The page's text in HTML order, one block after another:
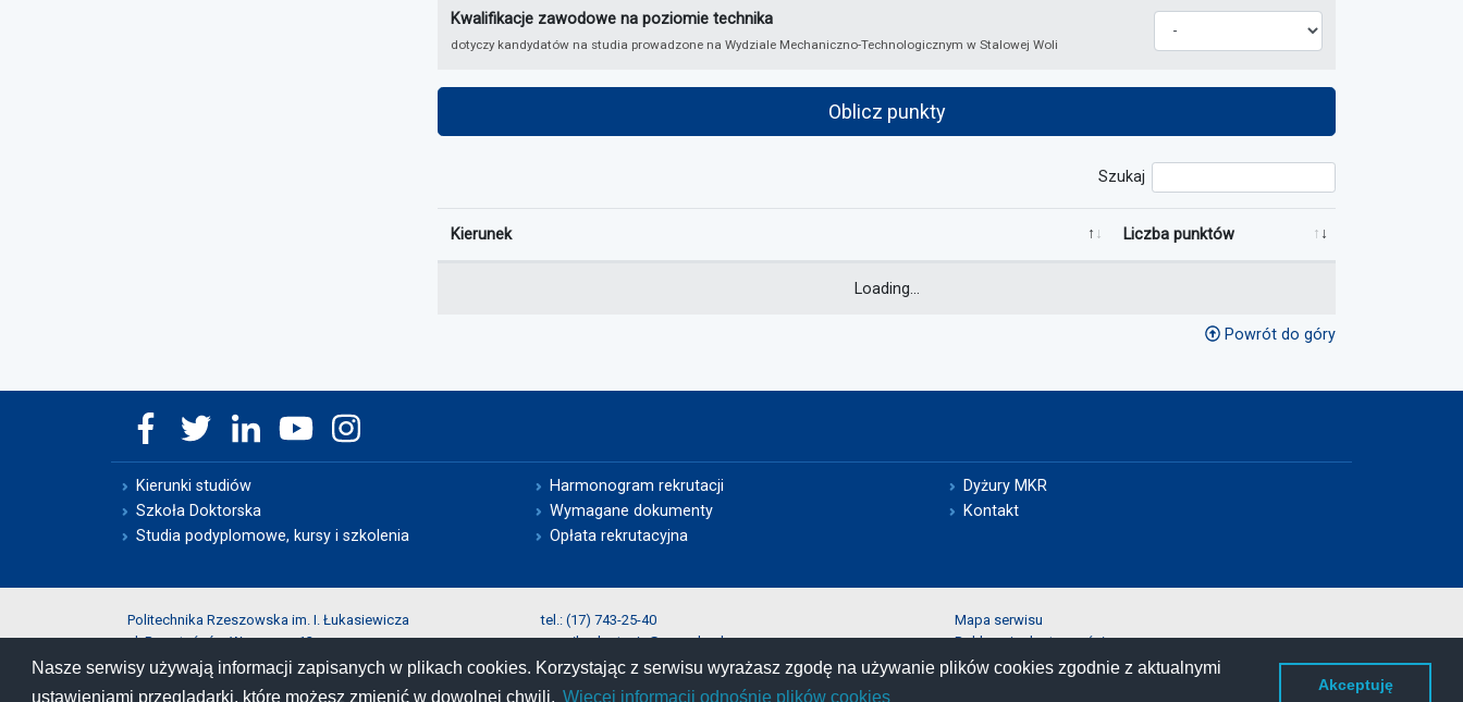
Nasze serwisy używają informacji zapisanych w plikach cookies. Korzystając z serwisu wyrażasz zgodę na używanie plików cookies zgodnie z aktualnymi
ustawieniami przeglądarki, które możesz zmienić w dowolnej chwili. Więcej informacji odnośnie plików cookies
Akceptuję
Kwalifikacje zawodowe na poziomie technika
dotyczy kandydatów na studia prowadzone na Wydziale Mechaniczno-Technologicznym w Stalowej Woli
Oblicz punkty
Szukaj
Kierunek Liczba punktów
Loading...
Powrót do góry
Kierunki studiów
Szkoła Doktorska
Studia podyplomowe, kursy i szkolenia
Harmonogram rekrutacji
Wymagane dokumenty
Opłata rekrutacyjna
Dyżury MKR
Kontakt
Politechnika Rzeszowska im. I. Łukasiewicza
al. Powstańców Warszawy 12
35-029 Rzeszów
tel.: (17) 743-25-40
e-mail:rekrutacja@prz.edu.pl
Mapa serwisu
Deklaracja dostępności
Polityka prywatności